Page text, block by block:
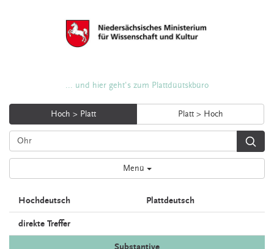
... und hier geht's zum Plattdüütskbüro
Hoch > Platt Platt > Hoch
Menü
Hochdeutsch Plattdeutsch
direkte Treffer
Substantive